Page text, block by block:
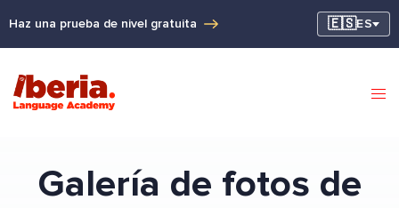
Haz una prueba de nivel gratuita 🇪🇸ES
Galería de fotos de